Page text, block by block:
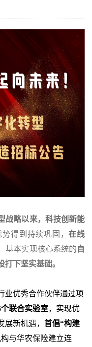
战略以来，科技创新能
势得到持续巩固，在线
基本实现核心系统的 自
下坚实基础。
业优秀合作伙伴通过项
个联合实验室，实现优
新机遇， 首倡“构建
与华农保险建立连